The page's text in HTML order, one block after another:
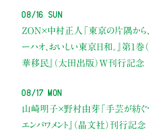
08/16 Sun
ZON×中村正人 「東京の片隅から
ーハオ、おいしい東京日和。』第1巻（
華移民』（太田出版）W刊行記念
08/17 Mon
山崎明子×野村由芽 「手芸が紡ぐ
エンパワメント』（晶文社）刊行記念